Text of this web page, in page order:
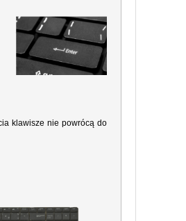
klawisze nie powrócą do